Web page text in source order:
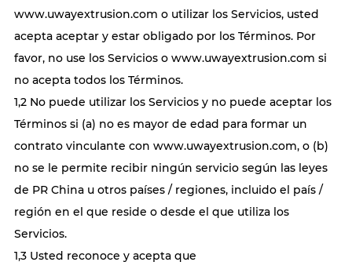
www.uwayextrusion.com o utilizar los Servicios, usted
acepta aceptar y estar obligado por los Términos. Por
favor, no use los Servicios o www.uwayextrusion.com si
no acepta todos los Términos.
1,2 No puede utilizar los Servicios y no puede aceptar los
Términos si (a) no es mayor de edad para formar un
contrato vinculante con www.uwayextrusion.com, o (b)
no se le permite recibir ningún servicio según las leyes
de PR China u otros países / regiones, incluido el país /
región en el que reside o desde el que utiliza los
Servicios.
1,3 Usted reconoce y acepta que